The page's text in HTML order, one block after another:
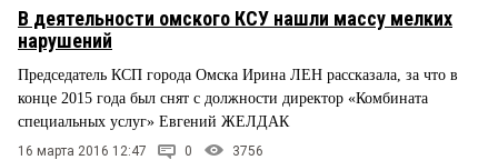
СТИЛЬ ЖИЗНИ
В деятельности омского КСУ нашли массу мелких
нарушений
Председатель КСП города Омска Ирина ЛЕН рассказала, за что в
конце 2015 года был снят с должности директор «Комбината
специальных услуг» Евгений ЖЕЛДАК
16 марта 2016 12:47 0 3756